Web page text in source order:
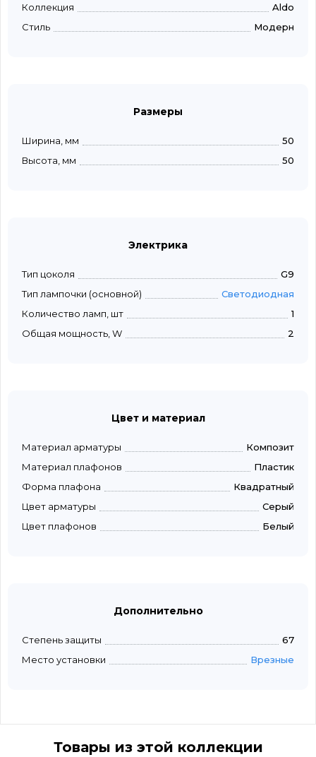
Коллекция
Aldo
Стиль
Модерн
Размеры
Ширина, мм
50
Высота, мм
50
Электрика
Тип цоколя
G9
Тип лампочки (основной)
Светодиодная
Количество ламп, шт
1
Общая мощность, W
2
Цвет и материал
Материал арматуры
Композит
Материал плафонов
Пластик
Форма плафона
Квадратный
Цвет арматуры
Серый
Цвет плафонов
Белый
Дополнительно
Степень защиты
67
Место установки
Врезные
Товары из этой коллекции